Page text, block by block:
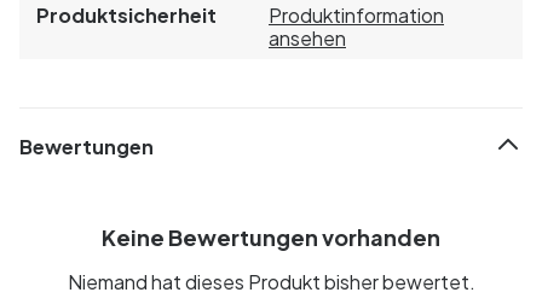
Produktsicherheit
Produktinformation
ansehen
Bewertungen
Keine Bewertungen vorhanden
Niemand hat dieses Produkt bisher bewertet.